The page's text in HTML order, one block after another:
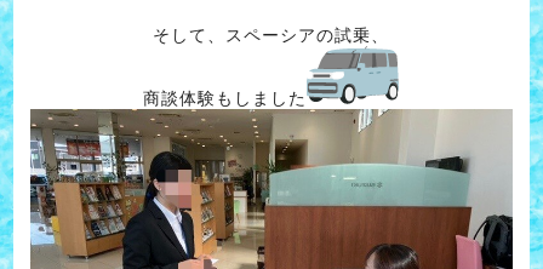
そして、スペーシアの試乗、
商談体験もしました